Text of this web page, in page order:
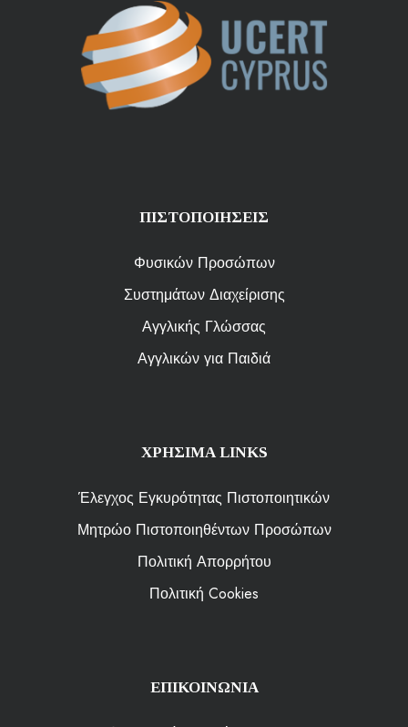
ΠΙΣΤΟΠΟΙΗΣΕΙΣ
Φυσικών Προσώπων
Συστημάτων Διαχείρισης
Αγγλικής Γλώσσας
Αγγλικών για Παιδιά
ΧΡΗΣΙΜΑ LINKS
Έλεγχος Εγκυρότητας Πιστοποιητικών
Μητρώο Πιστοποιηθέντων Προσώπων
Πολιτική Απορρήτου
Πολιτική Cookies
ΕΠΙΚΟΙΝΩΝΙΑ